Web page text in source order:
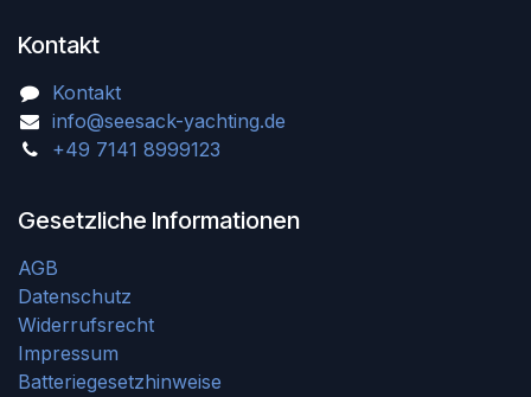
Kontakt
Kontakt
info@seesack-yachting.de
+49 7141 8999123
Gesetzliche Informationen
AGB
Datenschutz
Widerrufsrecht
Impressum
Batteriegesetzhinweise